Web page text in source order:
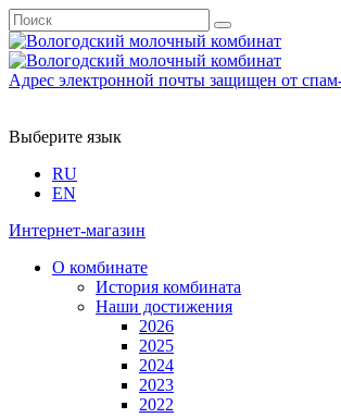
Адрес электронной почты защищен от
Выберите язык
RU
EN
Интернет-магазин
О комбинате
История комбината
Наши достижения
2026
2025
2024
2023
2022